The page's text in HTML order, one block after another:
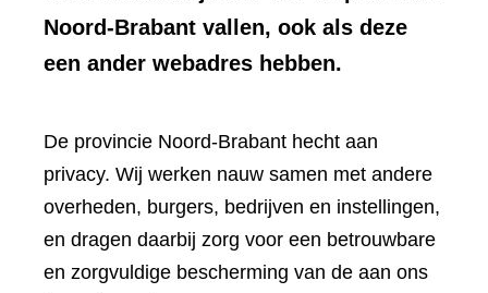
Noord-Brabant vallen, ook als deze
een ander webadres hebben.
De provincie Noord-Brabant hecht aan
privacy. Wij werken nauw samen met andere
overheden, burgers, bedrijven en instellingen,
en dragen daarbij zorg voor een betrouwbare
en zorgvuldige bescherming van de aan ons